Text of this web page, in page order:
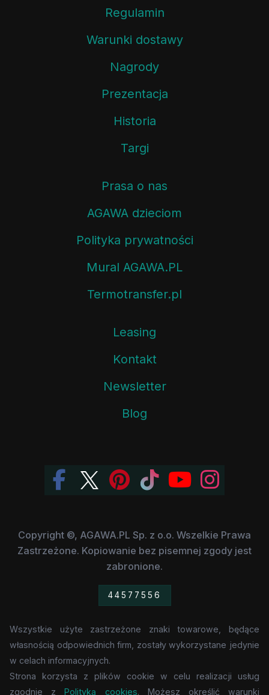
Regulamin
Warunki dostawy
Nagrody
Prezentacja
Historia
Targi
Prasa o nas
AGAWA dzieciom
Polityka prywatności
Mural AGAWA.PL
Termotransfer.pl
Leasing
Kontakt
Newsletter
Blog
Copyright ©, AGAWA.PL Sp. z o.o. Wszelkie Prawa
Zastrzeżone. Kopiowanie bez pisemnej zgody jest
zabronione.
44577556
Wszystkie użyte zastrzeżone znaki towarowe, będące
własnością odpowiednich firm, zostały wykorzystane jedynie
w celach informacyjnych.
Strona korzysta z plików cookie w celu realizacji usług
zgodnie zPolityką cookies. Możesz określić warunki